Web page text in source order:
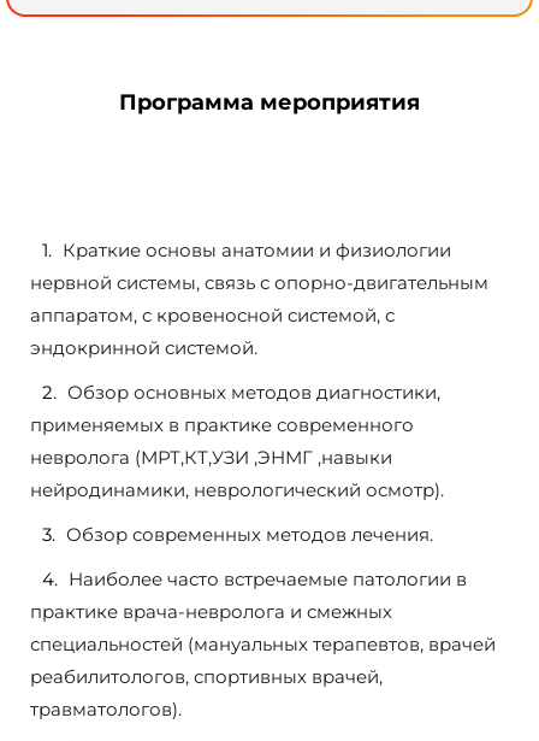
Программа мероприятия
Краткие основы анатомии и физиологии
нервной системы, связь с опорно-двигательным
аппаратом, с кровеносной системой, с
эндокринной системой.
Обзор основных методов диагностики,
применяемых в практике современного
невролога (МРТ,КТ,УЗИ ,ЭНМГ ,навыки
нейродинамики, неврологический осмотр).
Обзор современных методов лечения.
Наиболее часто встречаемые патологии в
практике врача-невролога и смежных
специальностей (мануальных терапевтов, врачей
реабилитологов, спортивных врачей,
травматологов).